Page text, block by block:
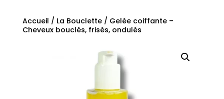
Accueil / La Bouclette/ Gelée coiffante –
Cheveux bouclés, frisés, ondulés